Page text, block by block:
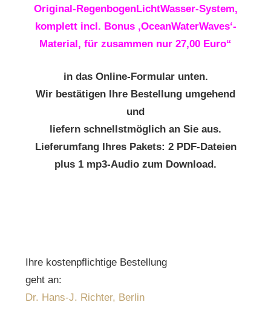
Original-RegenbogenLichtWasser-System,
komplett incl. Bonus ‚OceanWaterWaves‘-
Material , für zusammen nur 27,00 Euro“
in das Online-Formular unten.
Wir bestätigen Ihre Bestellung umgehend
und
liefern schnellstmöglich an Sie aus.
Lieferumfang Ihres Pakets: 2 PDF-Dateien
plus 1 mp3-Audio zum Download.
Ihre kostenpflichtige Bestellung
geht an:
Dr. Hans-J. Richter, Berlin